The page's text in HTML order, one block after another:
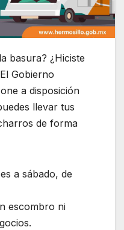
basura? ¿Hiciste
Gobierno
a disposición
llevar tus
de forma
a sábado, de
escombro ni